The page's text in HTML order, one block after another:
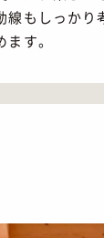
線もしっか
す。